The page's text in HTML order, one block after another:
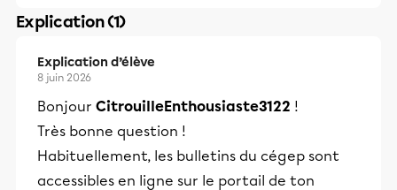
Explication (1)
Explication d’élève
8 juin 2026
Bonjour CitrouilleEnthousiaste3122 !
Très bonne question !
Habituellement, les bulletins du cégep sont
accessibles en ligne sur le portail de ton